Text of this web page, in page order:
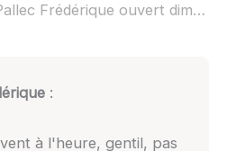
Le Pallec Frédérique ouvert dimanche :
:
à l'heure, gentil, pas